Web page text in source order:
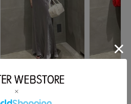
HeRIN.CYE
長田 紫花【骨格ナチュラ
ル】
155cm